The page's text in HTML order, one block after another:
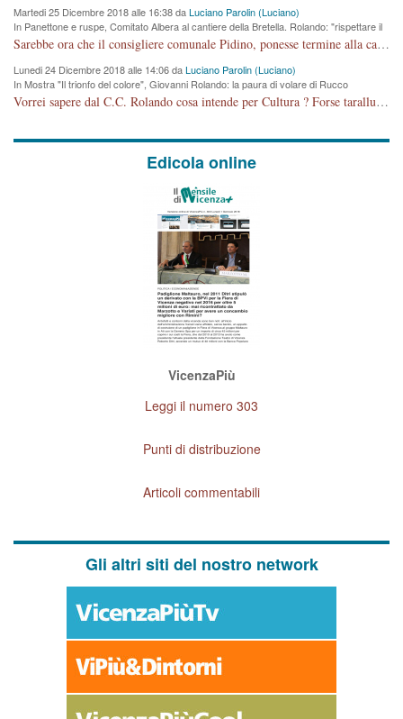
Martedi 25 Dicembre 2018 alle 16:38 daLuciano Parolin (Luciano)
In Panettone e ruspe, Comitato Albera al cantiere della Bretella. Rolando: "rispettare il
cronoprogramma"
Sarebbe ora che il consigliere comunale Pidino, ponesse termine alla campagna elettorale nel territorio del suo seggio Villaggio del Sole. La tiraca è iniziata, distruggerà 6 km di prateria ovest della città, ricca di fonti e sorgenti d'acqua. I cittadini di Maddalene non avranno più Pace la notte. Molta colpa per la costruzione di questa Strada è proprio del signor Rolando,dei suoi gazebo mobili e che vuol far passare questa opera VANDALICA come progetto "utile" a chi ? Non è cosa seria sig. Rolando!
Lunedi 24 Dicembre 2018 alle 14:06 daLuciano Parolin (Luciano)
In Mostra "Il trionfo del colore", Giovanni Rolando: la paura di volare di Rucco
Vorrei sapere dal C.C. Rolando cosa intende per Cultura ? Forse tarallucci, vino e sagre, o spaghetti tricolori del PD ? Il continuo (s)parlare della mostra a Palazzo Chiericati caro consigliere DANNEGGIA FORTEMENTE l'immagine della città TUTTA e fa deviare i consensi che in RUSSIA (badi bene ex U.R.S.S.) sono ECCELLENTI. A livello artistico l'evento è di alta Valenza culturale, COMPITO di Tutta la Cittadinanza fare il possibile per propagandare l'iniziativa senza farne UN CASO PARTITICO come fa Lei da sempre. Meno Gazebo + Partecipazione! E così sia. Amen.
Edicola online
VicenzaPiù
Leggi il numero 303
Punti di distribuzione
Articoli commentabili
Gli altri siti del nostro network